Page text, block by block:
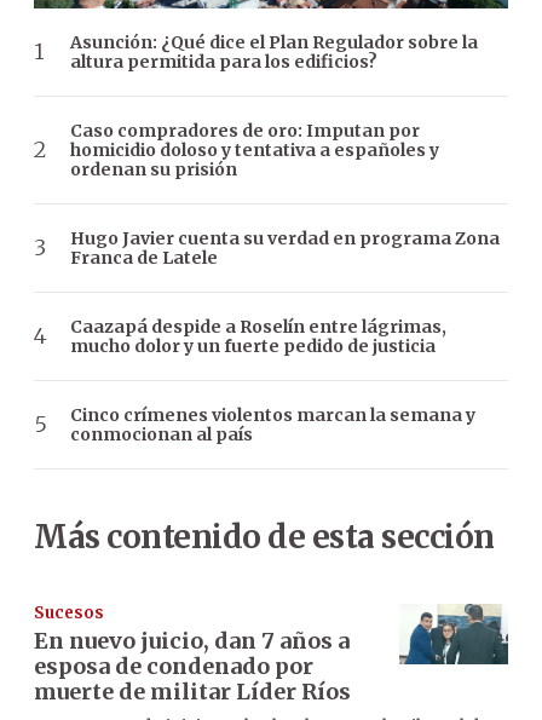
Asunción: ¿Qué dice el Plan Regulador sobre la
altura permitida para los edificios?
Caso compradores de oro: Imputan por
homicidio doloso y tentativa a españoles y
ordenan su prisión
Hugo Javier cuenta su verdad en programa Zona
Franca de Latele
Caazapá despide a Roselín entre lágrimas,
mucho dolor y un fuerte pedido de justicia
Cinco crímenes violentos marcan la semana y
conmocionan al país
Más contenido de esta sección
Sucesos
En nuevo juicio, dan 7 años a
esposa de condenado por
muerte de militar Líder Ríos